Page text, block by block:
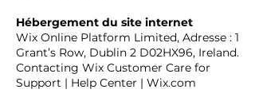
Hébergement du site internet
Wix Online Platform Limited, Adresse : 1
Grant’s Row, Dublin 2 D02HX96, Ireland.
Contacting Wix Customer Care for
Support | Help Center | Wix.com